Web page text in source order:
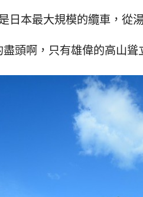
日本最大規模的纜車，從
盡頭啊，只有雄偉的高山